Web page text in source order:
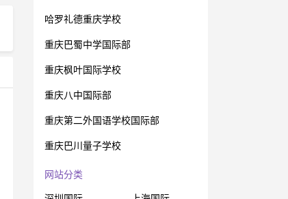
哈罗礼德重庆学校
重庆巴蜀中学国际部
重庆枫叶国际学校
重庆八中国际部
重庆第二外国语学校国际部
重庆巴川量子学校
网站分类